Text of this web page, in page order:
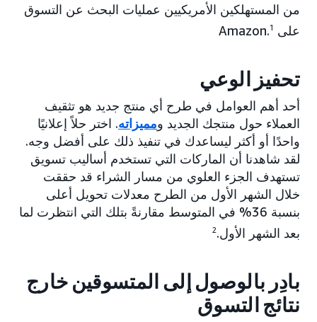
من المستهلكين الأمريكيين عمليات البحث عن التسوق
على Amazon.
1
تحفيز الوعي
أحد أهم العوامل في طرح أي منتج جديد هو تثقيف
العملاء حول منتجك الجديد ومميزاته. اختر حلاً إعلانيًا
واحدًا أو أكثر ليساعدك في تنفيذ ذلك على أفضل وجه.
لقد شاهدنا أن الماركات التي تستخدم أساليب تسويق
تستهدف الجزء العلوي من مسار الشراء قد حققت
خلال الشهر الأول من الطرح معدلات تحويل أعلى
بنسبة 36% في المتوسط مقارنةً بتلك التي انتظرت لما
بعد الشهر الأول.2
بادِر بالوصول إلى المتسوقين خارج
نتائج التسوق